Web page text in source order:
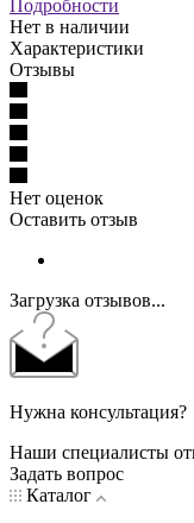
Подробности
Нет в наличии
Характеристики
Отзывы
Нет оценок
Оставить отзыв
Загрузка отзывов...
Нужна консультация?
Наши специалисты
Задать вопрос
Каталог